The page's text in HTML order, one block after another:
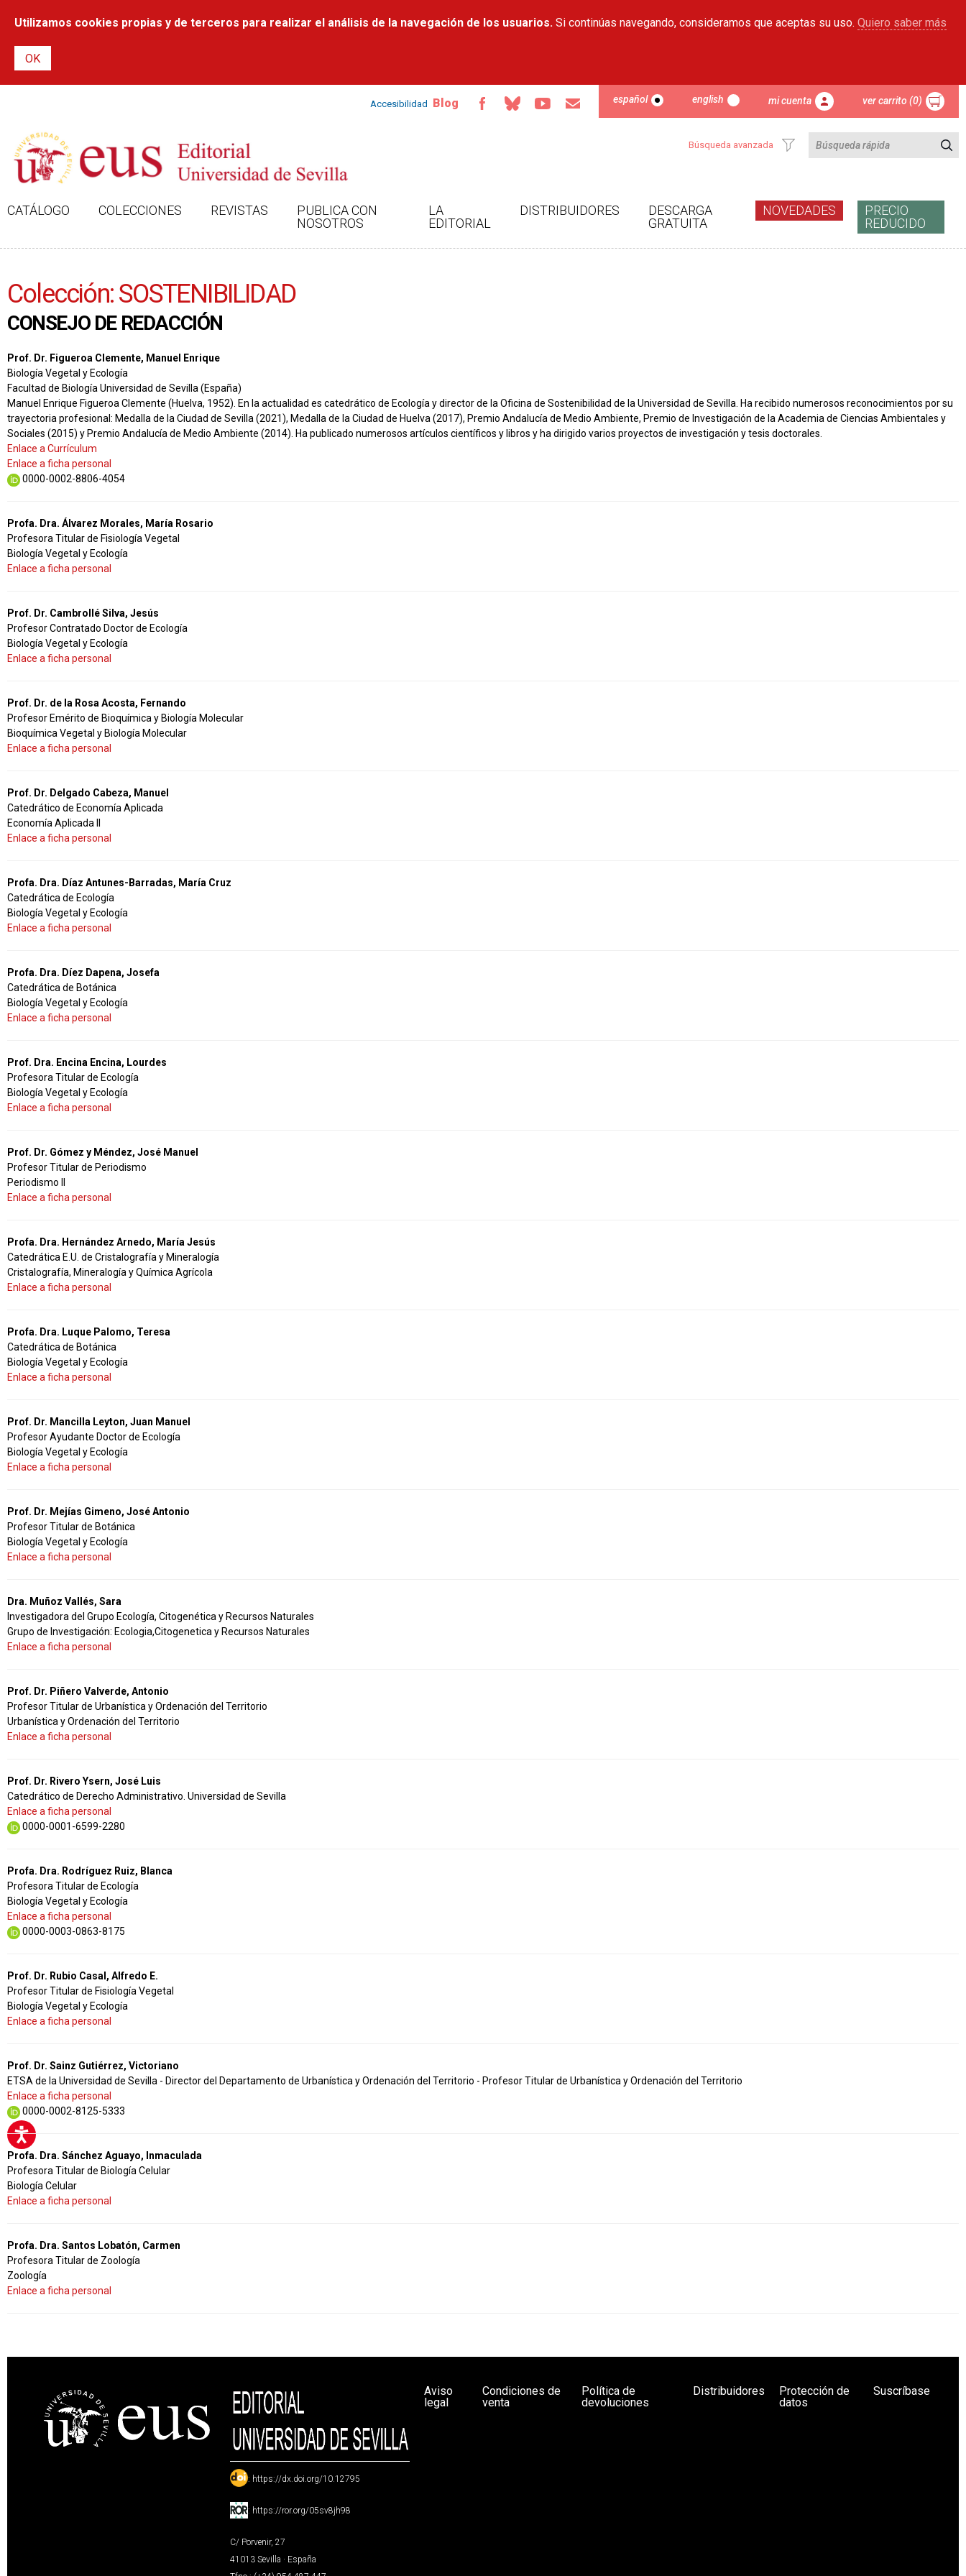
contenido
Utilizamos cookies propias y de terceros para realizar el análisis de la navegación de los usuarios. Si continúas navegando, consideramos que aceptas su uso. Quiero saber más
Accesibilidad Blog español english mi cuenta ver carrito (0)
Búsqueda avanzada
CATÁLOGO COLECCIONES REVISTAS
PUBLICA CON
NOSOTROS
LA
EDITORIAL
DISTRIBUIDORES
DESCARGA
GRATUITA
NOVEDADES
PRECIO
REDUCIDO
Colección: SOSTENIBILIDAD
CONSEJO DE REDACCIÓN
Prof. Dr. Figueroa Clemente, Manuel Enrique
Biología Vegetal y Ecología
Facultad de Biología Universidad de Sevilla (España)
Manuel Enrique Figueroa Clemente (Huelva, 1952). En la actualidad es catedrático de Ecología y director de la Oficina de Sostenibilidad de la Universidad de Sevilla. Ha recibido numerosos reconocimientos por su
trayectoria profesional: Medalla de la Ciudad de Sevilla (2021), Medalla de la Ciudad de Huelva (2017), Premio Andalucía de Medio Ambiente, Premio de Investigación de la Academia de Ciencias Ambientales y
Sociales (2015) y Premio Andalucía de Medio Ambiente (2014). Ha publicado numerosos artículos científicos y libros y ha dirigido varios proyectos de investigación y tesis doctorales.
Enlace a Currículum
Enlace a ficha personal
0000-0002-8806-4054
Profa. Dra. Álvarez Morales, María Rosario
Profesora Titular de Fisiología Vegetal
Biología Vegetal y Ecología
Enlace a ficha personal
Prof. Dr. Cambrollé Silva, Jesús
Profesor Contratado Doctor de Ecología
Biología Vegetal y Ecología
Enlace a ficha personal
Prof. Dr. de la Rosa Acosta, Fernando
Profesor Emérito de Bioquímica y Biología Molecular
Bioquímica Vegetal y Biología Molecular
Enlace a ficha personal
Prof. Dr. Delgado Cabeza, Manuel
Catedrático de Economía Aplicada
Economía Aplicada II
Enlace a ficha personal
Profa. Dra. Díaz Antunes-Barradas, María Cruz
Catedrática de Ecología
Biología Vegetal y Ecología
Enlace a ficha personal
Profa. Dra. Díez Dapena, Josefa
Catedrática de Botánica
Biología Vegetal y Ecología
Enlace a ficha personal
Prof. Dra. Encina Encina, Lourdes
Profesora Titular de Ecología
Biología Vegetal y Ecología
Enlace a ficha personal
Prof. Dr. Gómez y Méndez, José Manuel
Profesor Titular de Periodismo
Periodismo II
Enlace a ficha personal
Profa. Dra. Hernández Arnedo, María Jesús
Catedrática E.U. de Cristalografía y Mineralogía
Cristalografía, Mineralogía y Química Agrícola
Enlace a ficha personal
Profa. Dra. Luque Palomo, Teresa
Catedrática de Botánica
Biología Vegetal y Ecología
Enlace a ficha personal
Prof. Dr. Mancilla Leyton, Juan Manuel
Profesor Ayudante Doctor de Ecología
Biología Vegetal y Ecología
Enlace a ficha personal
Prof. Dr. Mejías Gimeno, José Antonio
Profesor Titular de Botánica
Biología Vegetal y Ecología
Enlace a ficha personal
Dra. Muñoz Vallés, Sara
Investigadora del Grupo Ecología, Citogenética y Recursos Naturales
Grupo de Investigación: Ecologia,Citogenetica y Recursos Naturales
Enlace a ficha personal
Prof. Dr. Piñero Valverde, Antonio
Profesor Titular de Urbanística y Ordenación del Territorio
Urbanística y Ordenación del Territorio
Enlace a ficha personal
Prof. Dr. Rivero Ysern, José Luis
Catedrático de Derecho Administrativo. Universidad de Sevilla
Enlace a ficha personal
0000-0001-6599-2280
Profa. Dra. Rodríguez Ruiz, Blanca
Profesora Titular de Ecología
Biología Vegetal y Ecología
Enlace a ficha personal
0000-0003-0863-8175
Prof. Dr. Rubio Casal, Alfredo E.
Profesor Titular de Fisiología Vegetal
Biología Vegetal y Ecología
Enlace a ficha personal
Prof. Dr. Sainz Gutiérrez, Victoriano
ETSA de la Universidad de Sevilla - Director del Departamento de Urbanística y Ordenación del Territorio - Profesor Titular de Urbanística y Ordenación del Territorio
Enlace a ficha personal
0000-0002-8125-5333
Profa. Dra. Sánchez Aguayo, Inmaculada
Profesora Titular de Biología Celular
Biología Celular
Enlace a ficha personal
Profa. Dra. Santos Lobatón, Carmen
Profesora Titular de Zoología
Zoología
Enlace a ficha personal
: https://dx.doi.org/10.12795
: https://ror.org/05sv8jh98
C/ Porvenir, 27
41013 Sevilla · España
Aviso
legal
Condiciones de
venta
Política de
devoluciones
Distribuidores
Protección de
datos
Suscríbase